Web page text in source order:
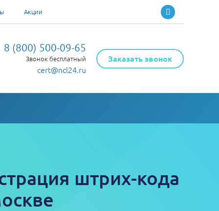
Акции
8 (800) 500-09-65
Звонок бесплатный
cert@ncl24.ru
Заказать звонок
штрих-кода